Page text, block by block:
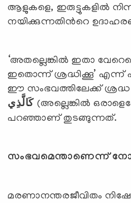
ആളുകളെ, ഇരുട്ടുകളില്‍
നയിക്കുന്നതിന്‍റെ
‘അതല്ലെങ്കില്‍ ഇതാ
ഇതൊന്ന് ശ്രദ്ധിക്കൂ’
ഈ സംഭവത്തിലേക്ക്
كَالَّذِي (അല്ലെങ്കില്‍
പറഞ്ഞാണ് തുടങ്ങുന്നത്.
സംഭവമെന്താണെന്ന്
മരണാനന്തരജീവിതം